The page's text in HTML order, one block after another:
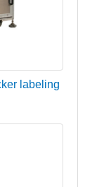
labeling